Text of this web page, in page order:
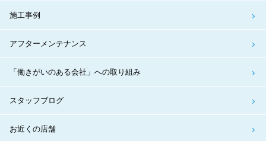
施工事例
アフターメンテナンス
「働きがいのある会社」への取り組み
スタッフブログ
お近くの店舗